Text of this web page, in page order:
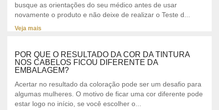
busque as orientações do seu médico antes de usar
novamente o produto e não deixe de realizar o Teste d...
Veja mais
POR QUE O RESULTADO DA COR DA TINTURA
NOS CABELOS FICOU DIFERENTE DA
EMBALAGEM?
Acertar no resultado da coloração pode ser um desafio para
algumas mulheres. O motivo de ficar uma cor diferente pode
estar logo no início, se você escolher o...